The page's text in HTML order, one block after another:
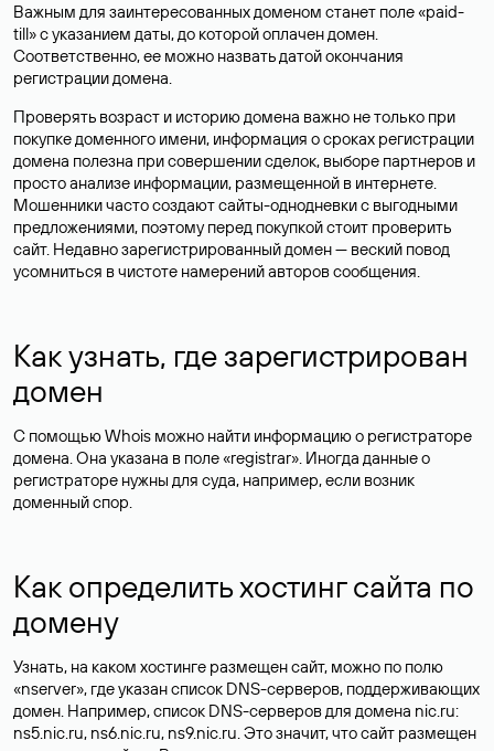
Важным для заинтересованных доменом станет поле «paid-
till» с указанием даты, до которой оплачен домен.
Соответственно, ее можно назвать датой окончания
регистрации домена.
Проверять возраст и историю домена важно не только при
покупке доменного имени, информация о сроках регистрации
домена полезна при совершении сделок, выборе партнеров и
просто анализе информации, размещенной в интернете.
Мошенники часто создают сайты-однодневки с выгодными
предложениями, поэтому перед покупкой стоит проверить
сайт. Недавно зарегистрированный домен — веский повод
усомниться в чистоте намерений авторов сообщения.
Как узнать, где зарегистрирован
домен
С помощью Whois можно найти информацию о регистраторе
домена. Она указана в поле «registrar». Иногда данные о
регистраторе нужны для суда, например, если возник
доменный спор.
Как определить хостинг сайта по
домену
Узнать, на каком хостинге размещен сайт, можно по полю
«nserver», где указан список DNS-серверов, поддерживающих
домен. Например, список DNS-серверов для домена nic.ru:
ns5.nic.ru, ns6.nic.ru, ns9.nic.ru. Это значит, что сайт размещен